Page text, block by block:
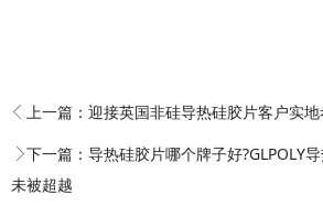
上一篇： 迎接英国非硅导热硅胶片客户实地
下一篇： 导热硅胶片哪个牌子好?GLPOLY
未被超越